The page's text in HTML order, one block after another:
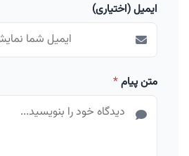
ایمیل (اختیاری)
متن پیام*